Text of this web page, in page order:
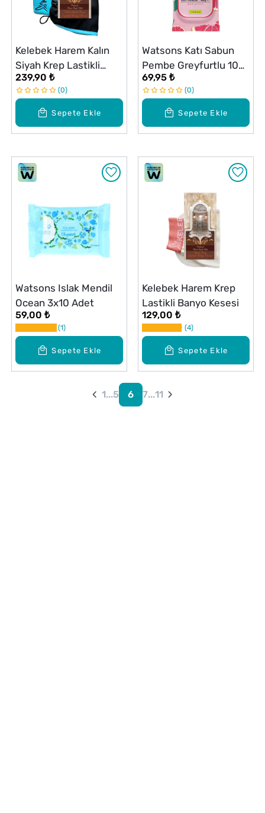
Sepete Ekle
Kelebek Harem Kalın
Siyah Krep Lastikli
Kese
239,90 ₺
0
Sepete Ekle
Watsons Katı Sabun
Pembe Greyfurtlu 100
g
69,95 ₺
0
Sepete Ekle
Watsons Islak Mendil
Ocean 3x10 Adet
59,00 ₺
1
Sepete Ekle
Kelebek Harem Krep
Lastikli Banyo Kesesi
129,00 ₺
4
1...5 6 7...11